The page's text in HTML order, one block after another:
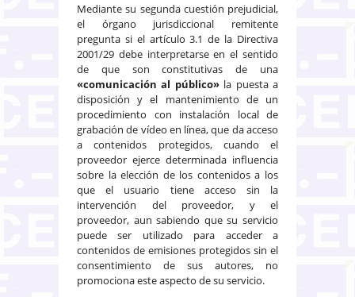
Mediante su segunda cuestión prejudicial,
el órgano jurisdiccional remitente
pregunta si el artículo 3.1 de la Directiva
2001/29 debe interpretarse en el sentido
de que son constitutivas de una
«comunicación al público»la puesta a
disposición y el mantenimiento de un
procedimiento con instalación local de
grabación de vídeo en línea, que da acceso
a contenidos protegidos, cuando el
proveedor ejerce determinada influencia
sobre la elección de los contenidos a los
que el usuario tiene acceso sin la
intervención del proveedor, y el
proveedor, aun sabiendo que su servicio
puede ser utilizado para acceder a
contenidos de emisiones protegidos sin el
consentimiento de sus autores, no
promociona este aspecto de su servicio.